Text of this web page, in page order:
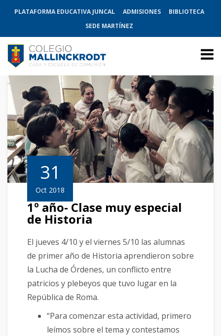
PLATAFORMA EDUCATIVA JUNCAL ADMISIONES
BIBLIOTECA
SEDE MARTÍNEZ
31
Oct 2018
1º año- Clase muy especial
de Historia
El jueves 4/10 y el viernes 5/10 las alumnas
de primer año de Historia aprendieron sobre
la Lucha de Órdenes, un conflicto entre
patricios y plebeyos que tuvo lugar en la
República de Roma.
“Para comenzar esta actividad, primero
leímos sobre el tema y contestamos